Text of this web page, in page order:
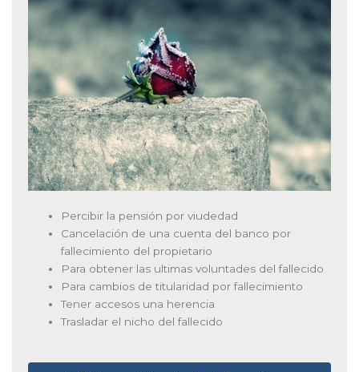
Percibir la pensión por viudedad
Cancelación de una cuenta del banco por
fallecimiento del propietario
Para obtener las ultimas voluntades del fallecido
Para cambios de titularidad por fallecimiento
Tener accesos una herencia
Trasladar el nicho del fallecido